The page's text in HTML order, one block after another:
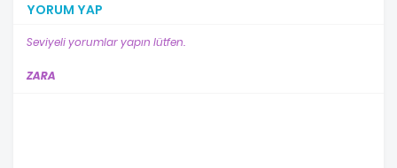
YORUM YAP
Seviyeli yorumlar yapın lütfen.
ZARA